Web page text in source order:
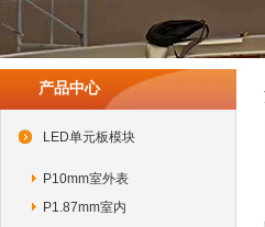
产品中心
LED单元板模块
P10mm室外表
P1.87mm室内